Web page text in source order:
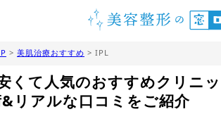
> 美肌治療おすすめ > IPL
くて人気のおすすめクリニ
リアルな口コミをご紹介